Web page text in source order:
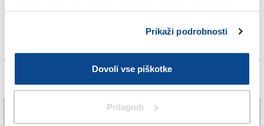
Prikaži podrobnosti
Dovoli vse piškotke
Prilagodi
Več novic
Vseh 240 zaposlenih se bo v tovarno vrnilo